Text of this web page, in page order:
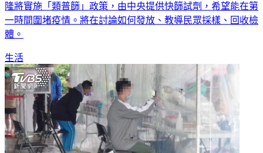
隆將實施「類普篩」政策，由中央提供快篩試劑，希望能在第
一時間圍堵疫情。將在討論如何發放、教導民眾採樣、回收檢
體。
生活